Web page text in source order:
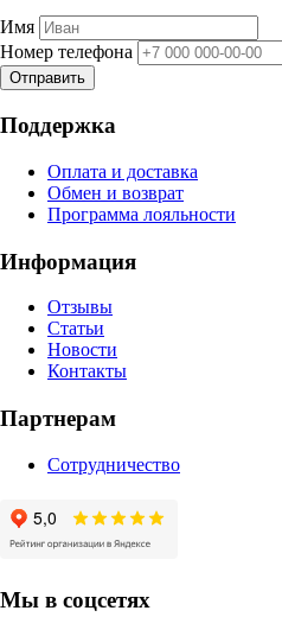
Имя
Номер телефона
Отправить
Поддержка
Оплата и доставка
Обмен и возврат
Программа лояльности
Информация
Отзывы
Статьи
Новости
Контакты
Партнерам
Сотрудничество
Мы в соцсетях